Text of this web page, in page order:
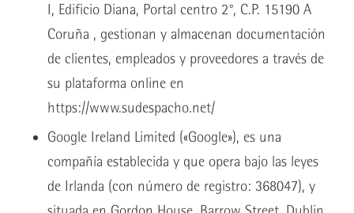
I, Edificio Diana, Portal centro 2°, C.P. 15190 A
Coruña , gestionan y almacenan documentación
de clientes, empleados y proveedores a través de
su plataforma online en
https://www.sudespacho.net/
Google Ireland Limited («Google»), es una
compañía establecida y que opera bajo las leyes
de Irlanda (con número de registro: 368047), y